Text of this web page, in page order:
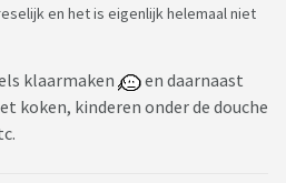
en het is eigenlijk helemaal niet
klaarmaken
en daarnaast
koken, kinderen onder de douche